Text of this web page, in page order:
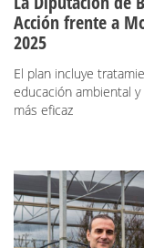
Acción frente a
2025
El plan incluye
educación ambiental
más eficaz